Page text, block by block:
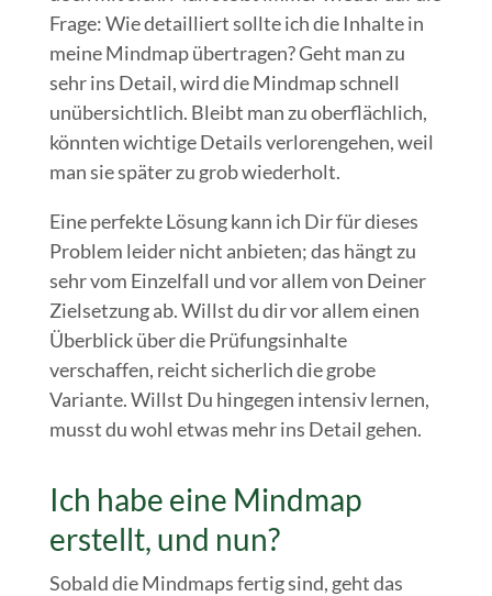
Frage: Wie detailliert sollte ich die Inhalte in
meine Mindmap übertragen? Geht man zu
sehr ins Detail, wird die Mindmap schnell
unübersichtlich. Bleibt man zu oberflächlich,
könnten wichtige Details verlorengehen, weil
man sie später zu grob wiederholt.
Eine perfekte Lösung kann ich Dir für dieses
Problem leider nicht anbieten; das hängt zu
sehr vom Einzelfall und vor allem von Deiner
Zielsetzung ab. Willst du dir vor allem einen
Überblick über die Prüfungsinhalte
verschaffen, reicht sicherlich die grobe
Variante. Willst Du hingegen intensiv lernen,
musst du wohl etwas mehr ins Detail gehen.
Ich habe eine Mindmap
erstellt, und nun?
Sobald die Mindmaps fertig sind, geht das